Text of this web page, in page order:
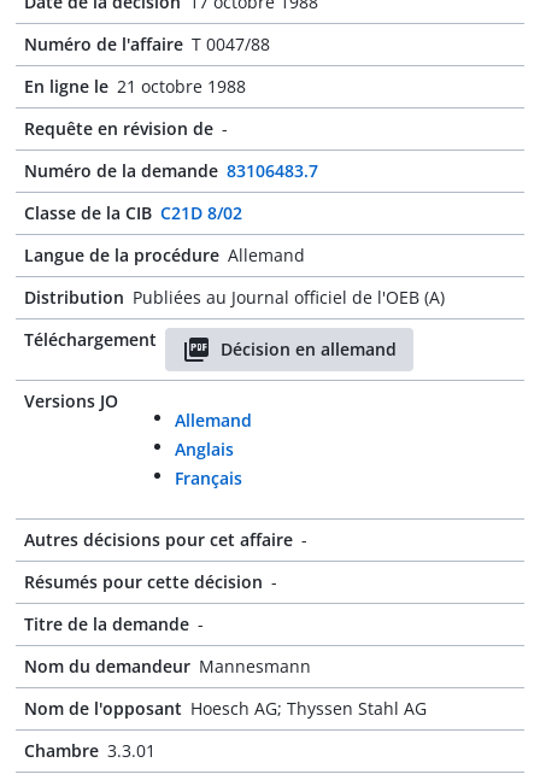
Numéro de l'affaire T 0047/88
En ligne le 21 octobre 1988
Requête en révision de -
Numéro de la demande 83106483.7
Classe de la CIB C21D 8/02
Langue de la procédure Allemand
Distribution Publiées au Journal officiel de l'OEB (A)
Téléchargement
Décision en allemand
Versions JO
Allemand
Anglais
Français
Autres décisions pour cet affaire -
Résumés pour cette décision -
Titre de la demande -
Nom du demandeur Mannesmann
Nom de l'opposant Hoesch AG; Thyssen Stahl AG
Chambre 3.3.01